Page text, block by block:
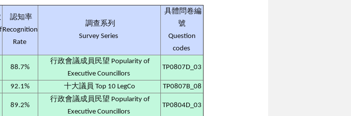
認知率
Recognition
Rate
調查系列
Survey Series
具體問卷編
號
Question
codes
88.7%
行政會議成員民望 Popularity of
Executive Councillors
TP0807D_03
92.1% 十大議員 Top 10 LegCo TP0807B_08
89.2%
行政會議成員民望 Popularity of
Executive Councillors
TP0804D_03